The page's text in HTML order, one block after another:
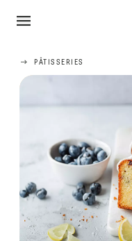
PÂTISSERIES